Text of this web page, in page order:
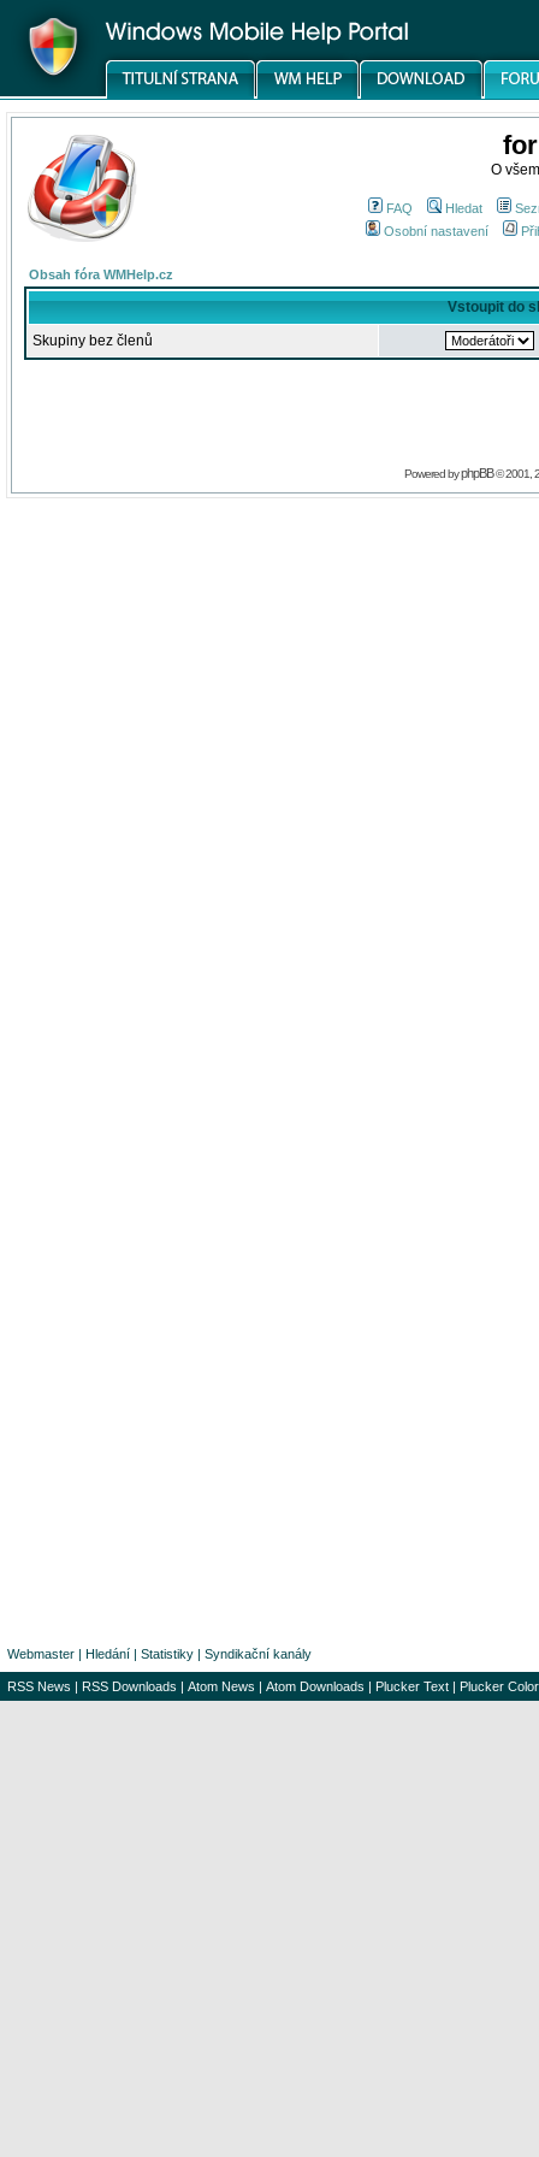
O
FAQ Hledat
Osobní nastavení
Obsah fóra WMHelp.cz
Vstoupit do
Skupiny bez členů
Powered byphpBB© 2001,
Webmaster | Hledání | Statistiky | Syndikační kanály
RSS News | RSS Downloads | Atom News | Atom Downloads | Plucker Text | Plucker Color